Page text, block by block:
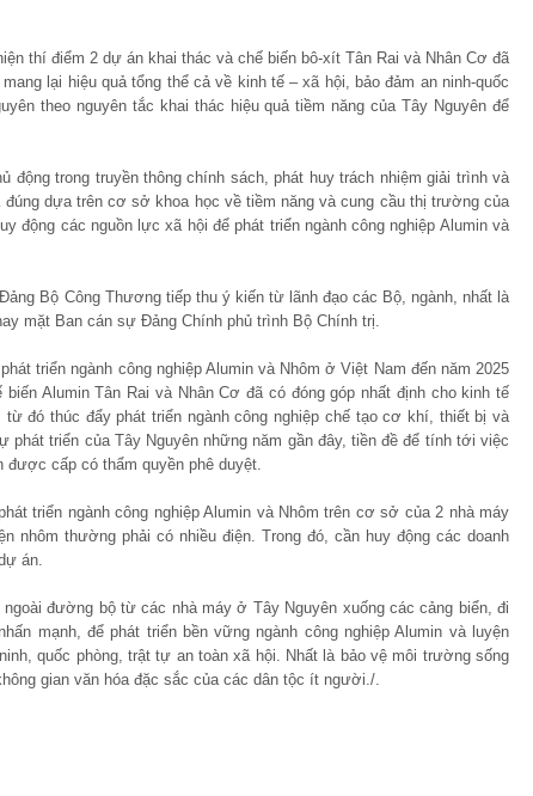
thí điểm 2 dự án khai thác và chế biến bô-xít Tân Rai và Nhân Cơ đã
lại hiệu quả tổng thể cả về kinh tế – xã hội, bảo đảm an ninh-quốc
theo nguyên tắc khai thác hiệu quả tiềm năng của Tây Nguyên để
động trong truyền thông chính sách, phát huy trách nhiệm giải trình và
dựa trên cơ sở khoa học về tiềm năng và cung cầu thị trường của
động các nguồn lực xã hội để phát triển ngành công nghiệp Alumin và
Bộ Công Thương tiếp thu ý kiến từ lãnh đạo các Bộ, ngành, nhất là
mặt Ban cán sự Đảng Chính phủ trình Bộ Chính trị.
triển ngành công nghiệp Alumin và Nhôm ở Việt Nam đến năm 2025
Alumin Tân Rai và Nhân Cơ đã có đóng góp nhất định cho kinh tế
đó thúc đẩy phát triển ngành công nghiệp chế tạo cơ khí, thiết bị và
triển của Tây Nguyên những năm gần đây, tiền đề để tính tới việc
cấp có thẩm quyền phê duyệt.
triển ngành công nghiệp Alumin và Nhôm trên cơ sở của 2 nhà máy
nhôm thường phải có nhiều điện. Trong đó, cần huy động các doanh
án.
đường bộ từ các nhà máy ở Tây Nguyên xuống các cảng biển, đi
mạnh, để phát triển bền vững ngành công nghiệp Alumin và luyện
quốc phòng, trật tự an toàn xã hội. Nhất là bảo vệ môi trường sống
gian văn hóa đặc sắc của các dân tộc ít người./.